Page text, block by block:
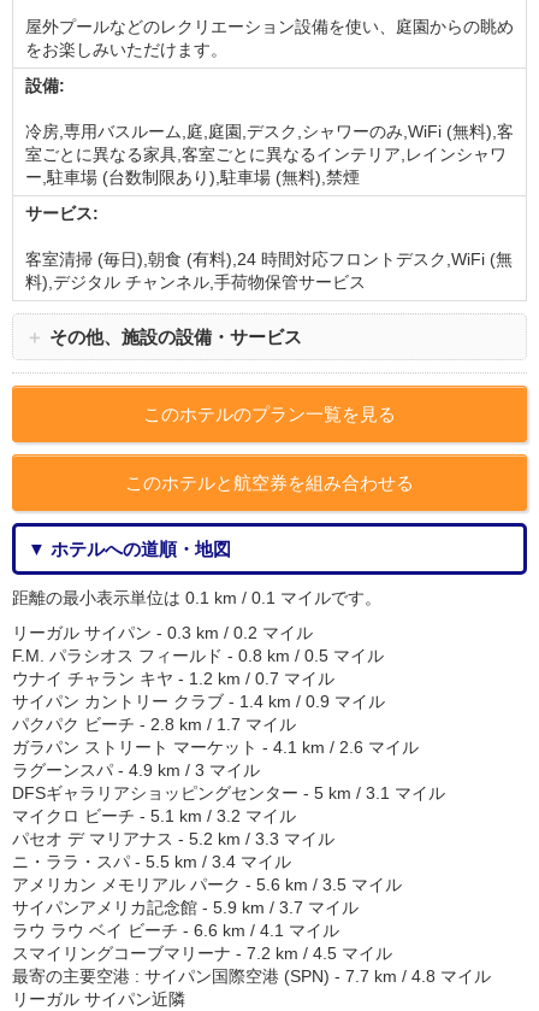
屋外プールなどのレクリエーション設備を使い、庭園からの眺め
をお楽しみいただけます。
設備:
冷房,専用バスルーム,庭,庭園,デスク,シャワーのみ,WiFi (無料),客
室ごとに異なる家具,客室ごとに異なるインテリア,レインシャワ
ー,駐車場 (台数制限あり),駐車場 (無料),禁煙
サービス:
客室清掃 (毎日),朝食 (有料),24 時間対応フロントデスク,WiFi (無
料),デジタル チャンネル,手荷物保管サービス
＋ その他、施設の設備・サービス
このホテルのプラン一覧を見る
このホテルと航空券を組み合わせる
▼ ホテルへの道順・地図
距離の最小表示単位は 0.1 km / 0.1 マイルです。
リーガル サイパン - 0.3 km / 0.2 マイル
F.M. パラシオス フィールド - 0.8 km / 0.5 マイル
ウナイ チャラン キヤ - 1.2 km / 0.7 マイル
サイパン カントリー クラブ - 1.4 km / 0.9 マイル
パクパク ビーチ - 2.8 km / 1.7 マイル
ガラパン ストリート マーケット - 4.1 km / 2.6 マイル
ラグーンスパ - 4.9 km / 3 マイル
DFSギャラリアショッピングセンター - 5 km / 3.1 マイル
マイクロ ビーチ - 5.1 km / 3.2 マイル
パセオ デ マリアナス - 5.2 km / 3.3 マイル
ニ・ララ・スパ - 5.5 km / 3.4 マイル
アメリカン メモリアル パーク - 5.6 km / 3.5 マイル
サイパンアメリカ記念館 - 5.9 km / 3.7 マイル
ラウ ラウ ベイ ビーチ - 6.6 km / 4.1 マイル
スマイリングコーブマリーナ - 7.2 km / 4.5 マイル
最寄の主要空港 : サイパン国際空港 (SPN) - 7.7 km / 4.8 マイル
リーガル サイパン近隣